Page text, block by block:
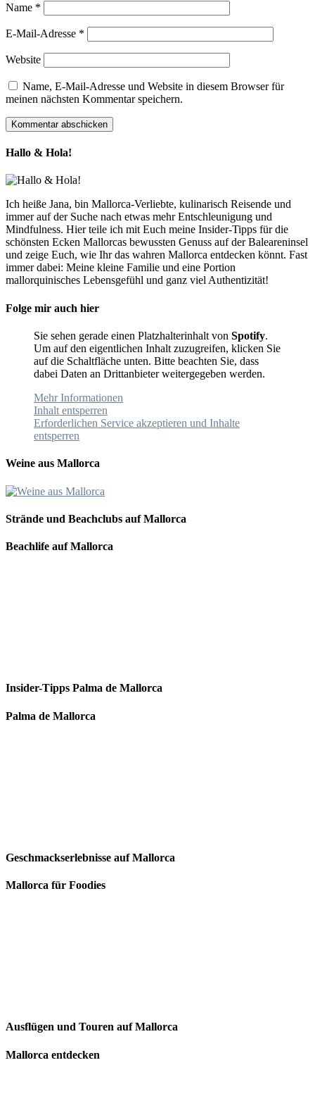
Name *
E-Mail-Adresse *
Website
Name, E-Mail-Adresse und Website in diesem Browser für
meinen nächsten Kommentar speichern.
Hallo & Hola!
Ich heiße Jana, bin Mallorca-Verliebte, kulinarisch Reisende und
immer auf der Suche nach etwas mehr Entschleunigung und
Mindfulness. Hier teile ich mit Euch meine Insider-Tipps für die
schönsten Ecken Mallorcas bewussten Genuss auf der Baleareninsel
und zeige Euch, wie Ihr das wahren Mallorca entdecken könnt. Fast
immer dabei: Meine kleine Familie und eine Portion
mallorquinisches Lebensgefühl und ganz viel Authentizität!
Folge mir auch hier
Sie sehen gerade einen Platzhalterinhalt von Spotify.
Um auf den eigentlichen Inhalt zuzugreifen, klicken Sie
auf die Schaltfläche unten. Bitte beachten Sie, dass
dabei Daten an Drittanbieter weitergegeben werden.
Mehr Informationen
Inhalt entsperren
Erforderlichen Service akzeptieren und Inhalte
entsperren
Weine aus Mallorca
Strände und Beachclubs auf Mallorca
Beachlife auf Mallorca
Insider-Tipps Palma de Mallorca
Palma de Mallorca
Geschmackserlebnisse auf Mallorca
Mallorca für Foodies
Ausflügen und Touren auf Mallorca
Mallorca entdecken